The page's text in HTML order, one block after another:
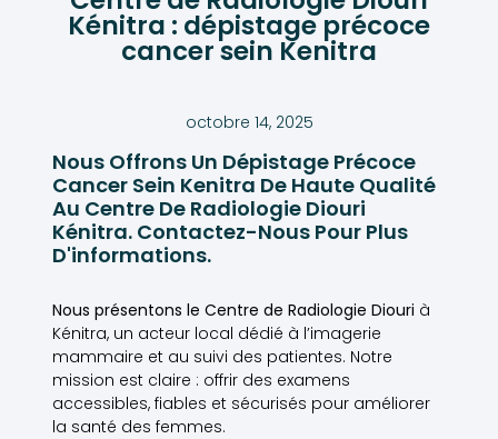
Kénitra : dépistage précoce
cancer sein Kenitra
octobre 14, 2025
Nous Offrons Un Dépistage Précoce
Cancer Sein Kenitra De Haute Qualité
Au Centre De Radiologie Diouri
Kénitra. Contactez-Nous Pour Plus
D'informations.
Nous présentons le Centre de Radiologie Diouri à
Kénitra, un acteur local dédié à l’imagerie
mammaire et au suivi des patientes. Notre
mission est claire : offrir des examens
accessibles, fiables et sécurisés pour améliorer
la santé des femmes.